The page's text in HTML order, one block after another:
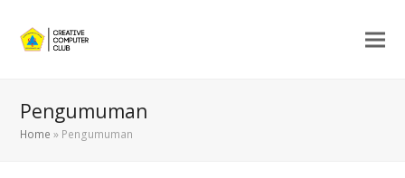
Pengumuman
Home » Pengumuman